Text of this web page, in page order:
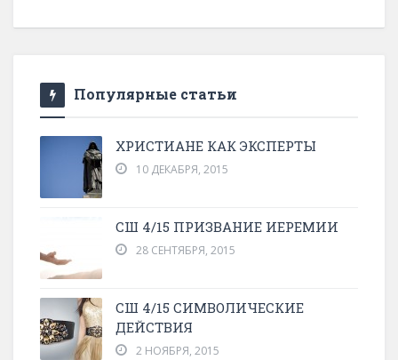
Популярные статьи
ХРИСТИАНЕ КАК ЭКСПЕРТЫ
10 ДЕКАБРЯ, 2015
СШ 4/15 ПРИЗВАНИЕ ИЕРЕМИИ
28 СЕНТЯБРЯ, 2015
СШ 4/15 СИМВОЛИЧЕСКИЕ
ДЕЙСТВИЯ
2 НОЯБРЯ, 2015